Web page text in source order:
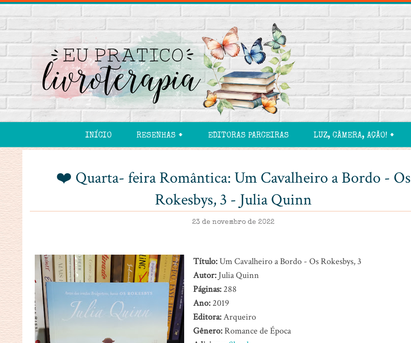
INÍCIO RESENHAS 🠻 EDITORAS PARCEIRAS LUZ, CÂMERA, AÇÃO! 🠻
❤️ Quarta- feira Romântica: Um Cavalheiro a Bordo - Os
Rokesbys, 3 - Julia Quinn
23 de novembro de 2022
Título:Um Cavalheiro a Bordo - Os Rokesbys, 3
Autor: Julia Quinn
Páginas: 288
Ano: 2019
Editora:Arqueiro
Gênero:Romance de Época